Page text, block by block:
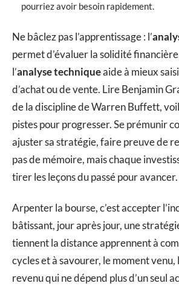
pourriez avoir besoin rapidement.
Ne bâclez pas l’apprentissage : l’
permet d’évaluer la solidité financière
l’analyse techniqueaide à mieux
d’achat ou de vente. Lire Benjamin
de la discipline de Warren Buffett,
pistes pour progresser. Se prémunir
ajuster sa stratégie, faire preuve de
pas de mémoire, mais chaque
tirer les leçons du passé pour avancer.
Arpenter la bourse, c’est accepter
bâtissant, jour après jour, une
tiennent la distance apprennent à
cycles et à savourer, le moment venu,
revenu qui ne dépend plus d’un seul